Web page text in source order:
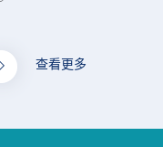
查看更多